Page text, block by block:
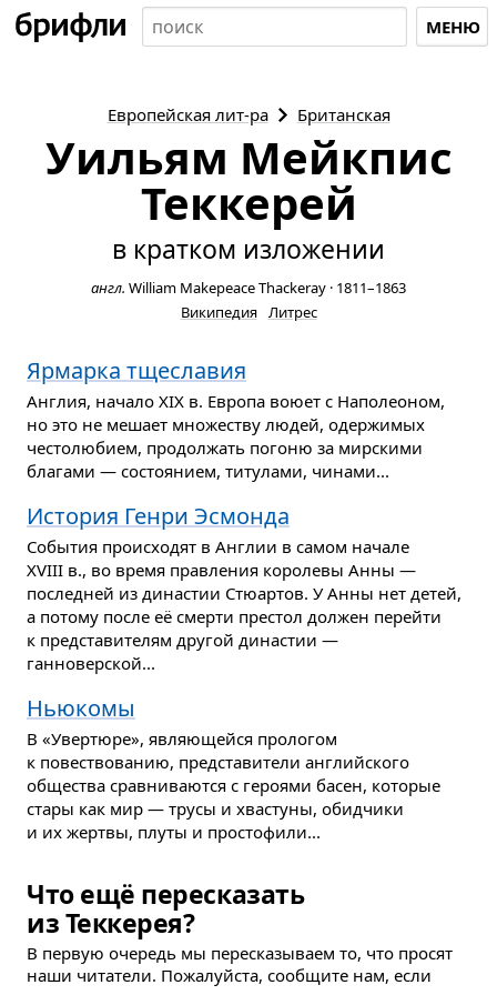
МЕНЮ
Европейская лит-ра Британская
Уильям Мейкпис
Теккерей
в кратком изложении
англ. William Makepeace Thackeray · 1811–1863
Википедия Литрес
Ярмарка тщеславия
Англия, начало XIX в. Европа воюет с Наполеоном,
но это не мешает множеству людей, одержимых
честолюбием, продолжать погоню за мирскими
благами — состоянием, титулами, чинами...
История Генри Эсмонда
События происходят в Англии в самом начале
XVIII в., во время правления королевы Анны —
последней из династии Стюартов. У Анны нет детей,
а потому после её смерти престол должен перейти
к представителям другой династии —
ганноверской...
Ньюкомы
В «Увертюре», являющейся прологом
к повествованию, представители английского
общества сравниваются с героями басен, которые
стары как мир — трусы и хвастуны, обидчики
и их жертвы, плуты и простофили...
Что ещё пересказать
из Теккерея?
В первую очередь мы пересказываем то, что просят
наши читатели. Пожалуйста, сообщите нам, если